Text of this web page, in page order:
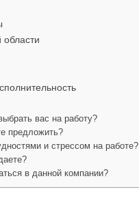
области
вас на работу?
предложить?
и стрессом на работе?
в данной компании?